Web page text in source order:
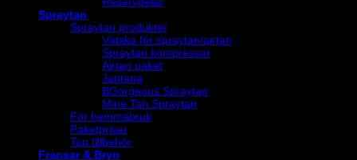
Spraytan
Spraytan produkter
Vätska för spraytan/airtan
Spraytan kompressor
Airtan paket
Jantana
BGorgeous Spraytan
Mine Tan Spraytan
För hemmabruk
Paketpriser
Tan tillbehör
Fransar & Bryn